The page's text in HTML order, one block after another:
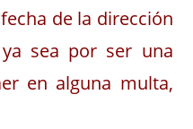
de la dirección
sea por ser una
en alguna multa,